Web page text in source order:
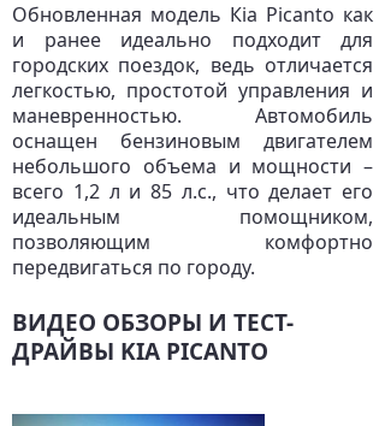
Обновленная модель Кia Picanto как
и ранее идеально подходит для
городских поездок, ведь отличается
легкостью, простотой управления и
маневренностью. Автомобиль
оснащен бензиновым двигателем
небольшого объема и мощности –
всего 1,2 л и 85 л.с., что делает его
идеальным помощником,
позволяющим комфортно
передвигаться по городу.
ВИДЕО ОБЗОРЫ И ТЕСТ-
ДРАЙВЫ KIA PICANTO